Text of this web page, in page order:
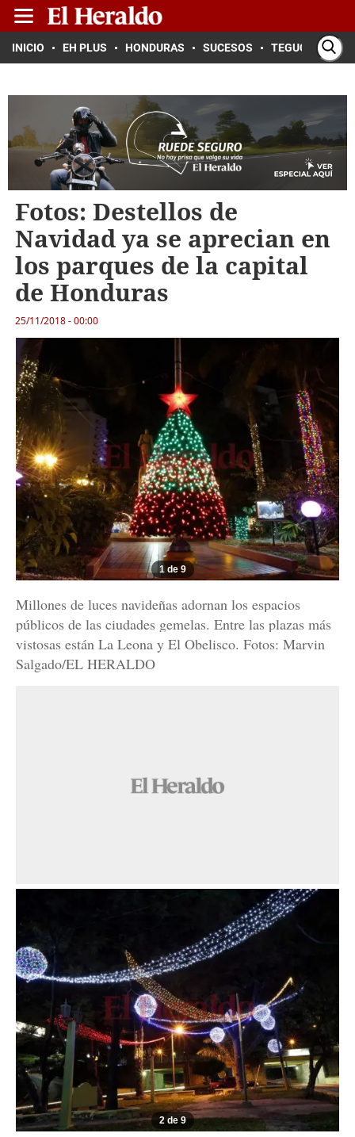
INICIO EH PLUS HONDURAS SUCESOS TEGUCIGALPA
Fotos: Destellos de
Navidad ya se aprecian en
los parques de la capital
de Honduras
25/11/2018 - 00:00
1 de 9
Millones de luces navideñas adornan los espacios
públicos de las ciudades gemelas. Entre las plazas más
vistosas están La Leona y El Obelisco. Fotos: Marvin
Salgado/EL HERALDO
2 de 9